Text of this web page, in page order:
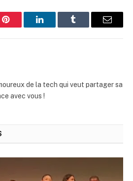
Pinterest LinkedInTumblr
E-
de la tech qui veut partager sa
avec vous !